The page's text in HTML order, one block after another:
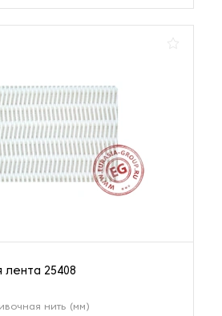
лента 25408
нить (мм)